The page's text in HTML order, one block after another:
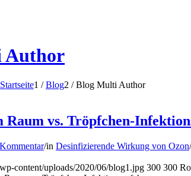
Author
Startseite1 / Blog2 / Blog Multi Author
Raum vs. Tröpfchen-
/in Desinfizierende Wirkung von Ozon/
content/uploads/2020/06/blog1.jpg 300 300